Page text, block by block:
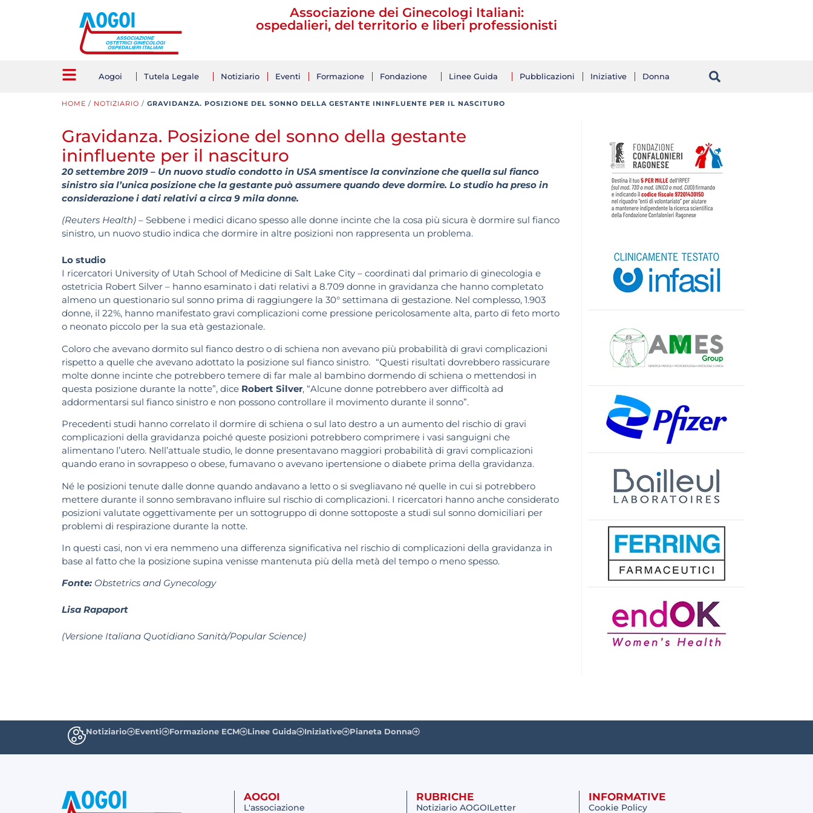
Associazione dei Ginecologi Italiani:
ospedalieri, del territorio e liberi professionisti
Aogoi Tutela Legale Notiziario Eventi Formazione Fondazione Linee Guida Pubblicazioni Iniziative Donna
HOME / NOTIZIARIO / GRAVIDANZA. POSIZIONE DEL SONNO DELLA GESTANTE ININFLUENTE PER IL NASCITURO
Gravidanza. Posizione del sonno della gestante
ininfluente per il nascituro
20 settembre 2019 – Un nuovo studio condotto in USA smentisce la convinzione che quella sul fianco
sinistro sia l’unica posizione che la gestante può assumere quando deve dormire. Lo studio ha preso in
considerazione i dati relativi a circa 9 mila donne.
(Reuters Health) – Sebbene i medici dicano spesso alle donne incinte che la cosa più sicura è dormire sul fianco
sinistro, un nuovo studio indica che dormire in altre posizioni non rappresenta un problema.
Lo studio
I ricercatori University of Utah School of Medicine di Salt Lake City – coordinati dal primario di ginecologia e
ostetricia Robert Silver – hanno esaminato i dati relativi a 8.709 donne in gravidanza che hanno completato
almeno un questionario sul sonno prima di raggiungere la 30° settimana di gestazione. Nel complesso, 1.903
donne, il 22%, hanno manifestato gravi complicazioni come pressione pericolosamente alta, parto di feto morto
o neonato piccolo per la sua età gestazionale.
Coloro che avevano dormito sul fianco destro o di schiena non avevano più probabilità di gravi complicazioni
rispetto a quelle che avevano adottato la posizione sul fianco sinistro. “Questi risultati dovrebbero rassicurare
molte donne incinte che potrebbero temere di far male al bambino dormendo di schiena o mettendosi in
questa posizione durante la notte”, dice Robert Silver, “Alcune donne potrebbero aver difficoltà ad
addormentarsi sul fianco sinistro e non possono controllare il movimento durante il sonno”.
Precedenti studi hanno correlato il dormire di schiena o sul lato destro a un aumento del rischio di gravi
complicazioni della gravidanza poiché queste posizioni potrebbero comprimere i vasi sanguigni che
alimentano l’utero. Nell’attuale studio, le donne presentavano maggiori probabilità di gravi complicazioni
quando erano in sovrappeso o obese, fumavano o avevano ipertensione o diabete prima della gravidanza.
Né le posizioni tenute dalle donne quando andavano a letto o si svegliavano né quelle in cui si potrebbero
mettere durante il sonno sembravano influire sul rischio di complicazioni. I ricercatori hanno anche considerato
posizioni valutate oggettivamente per un sottogruppo di donne sottoposte a studi sul sonno domiciliari per
problemi di respirazione durante la notte.
In questi casi, non vi era nemmeno una differenza significativa nel rischio di complicazioni della gravidanza in
base al fatto che la posizione supina venisse mantenuta più della metà del tempo o meno spesso.
Fonte: Obstetrics and Gynecology
Lisa Rapaport
(Versione Italiana Quotidiano Sanità/Popular Science)
Notiziario Eventi Formazione ECM Linee Guida Iniziative Pianeta Donna
AOGOI
L'associazione
RUBRICHE
Notiziario AOGOILetter
INFORMATIVE
Cookie Policy